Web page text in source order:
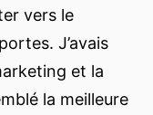
vers le
J’avais
et la
la meilleure